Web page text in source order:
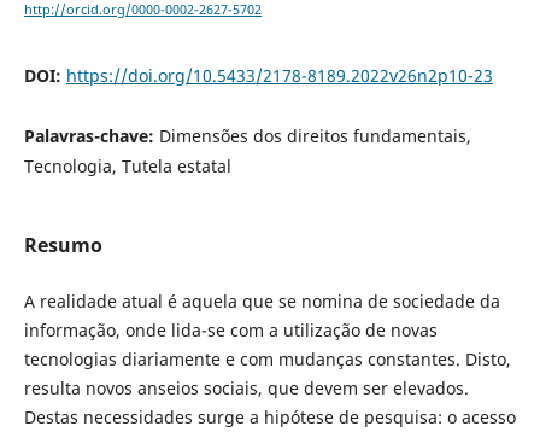
http://orcid.org/0000-0002-2627-5702
DOI: https://doi.org/10.5433/2178-8189.2022v26n2p10-23
Palavras-chave: Dimensões dos direitos fundamentais,
Tecnologia, Tutela estatal
Resumo
A realidade atual é aquela que se nomina de sociedade da
informação, onde lida-se com a utilização de novas
tecnologias diariamente e com mudanças constantes. Disto,
resulta novos anseios sociais, que devem ser elevados.
Destas necessidades surge a hipótese de pesquisa: o acesso